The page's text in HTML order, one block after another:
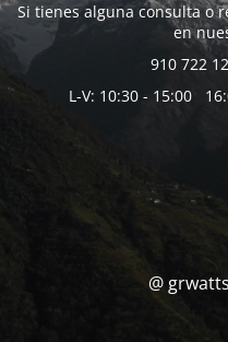
Si tienes alguna consulta o
en
910 722
L-V: 10:30 - 15:00
@